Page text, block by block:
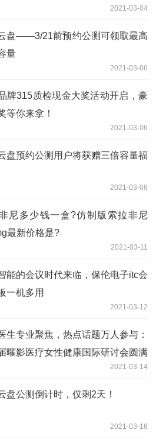
2021-03-04
盘——3/21前预约公测可领取最高
量
2021-03-06
牌315质检现金大奖活动开启，豪
等你来拿！
2021-03-06
盘预约公测用户将获赠三倍容量福
2021-03-08
尼多少钱一盒?仿制版索拉非尼
最新价格是?
2021-03-11
能的会议时代来临，保伦电子itc会
一机多用
2021-03-12
生专业聚焦，热点话题万人参与：
曜影医疗女性健康国际研讨会圆满
2021-03-14
盘公测倒计时，仅剩2天！
2021-03-16